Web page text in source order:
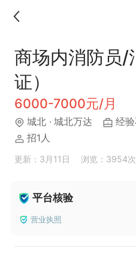
商场内消防员/
证）
6000-7000元/月
城北 · 城北万达 经
招1人
更新：3月11日 浏览：3954次
平台核验
营业执照